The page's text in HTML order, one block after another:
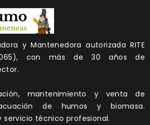
y Mantenedora autorizada RITE
con más de 30 años de
mantenimiento y venta de
de humos y biomasa.
servicio técnico profesional.